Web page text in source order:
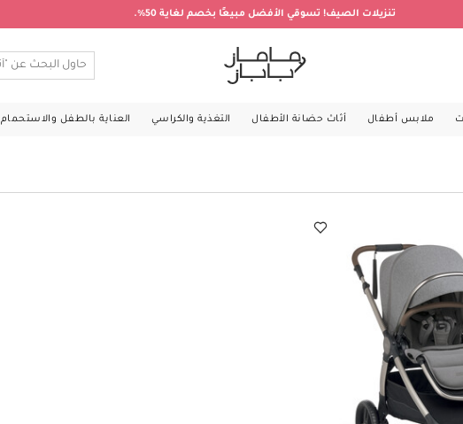
تنزيلات الصيف! تسوقي الأفضل مبيعًا بخصم لغاية 50%.
ملابس أطفال أثاث حضانة الأطفال التغذية والكراسي العناية بالطفل والاستحمام